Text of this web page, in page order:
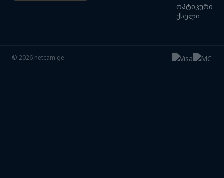
ოპტიკური
ქსელი
© 2026 netcam.ge